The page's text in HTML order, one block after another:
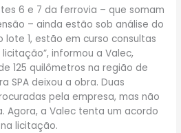
6 e 7 da ferrovia – que somam
– ainda estão sob análise do
lote 1, estão em curso consultas
informou a Valec,
125 quilômetros na região de
SPA deixou a obra. Duas
pela empresa, mas não
Agora, a Valec tenta um acordo
licitação.